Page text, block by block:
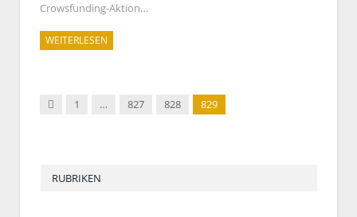
Crowsfunding-Aktion…
WEITERLESEN
1 … 827 828 829
RUBRIKEN